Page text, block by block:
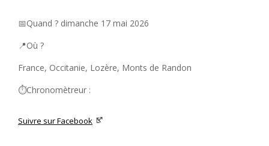
📅Quand ? dimanche 17 mai 2026
📍Où ?
France, Occitanie, Lozère, Monts de Randon
⏱️Chronomètreur :
Suivre sur Facebook